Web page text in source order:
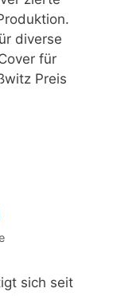
diverse
für
Preis
sich seit